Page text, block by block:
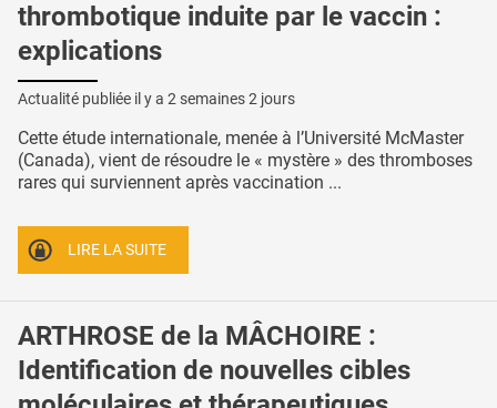
thrombotique induite par le vaccin :
explications
Actualité publiée il y a 2 semaines 2 jours
Cette étude internationale, menée à l’Université McMaster
(Canada), vient de résoudre le « mystère » des thromboses
rares qui surviennent après vaccination ...
LIRE LA SUITE
ARTHROSE de la MÂCHOIRE :
Identification de nouvelles cibles